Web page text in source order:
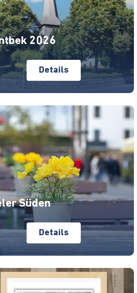
2026
Details
Süden
Details